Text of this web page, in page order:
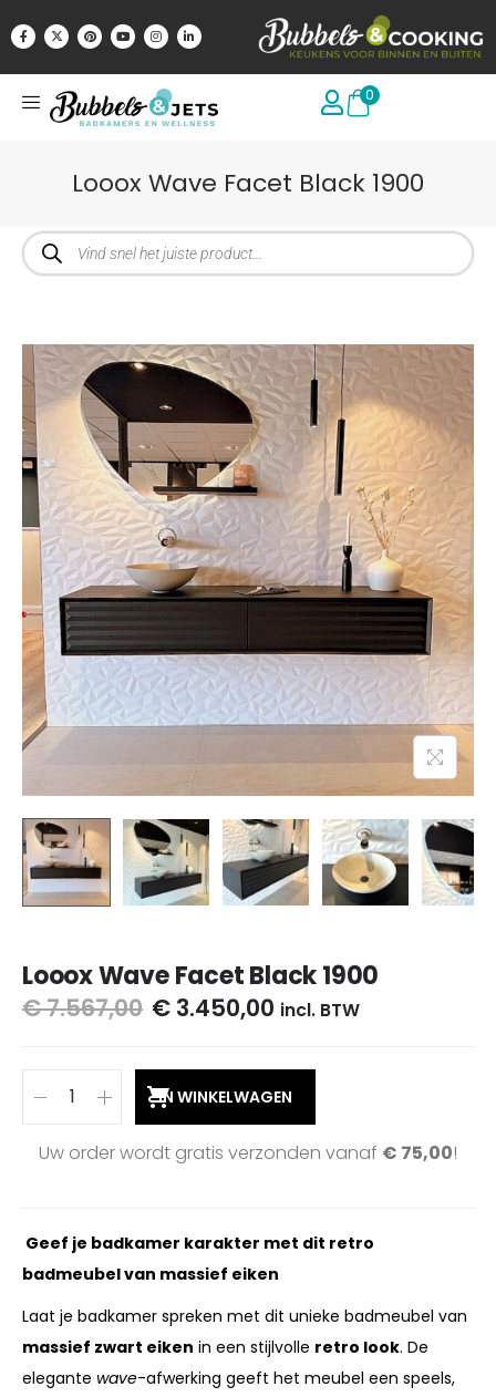
0
Looox Wave Facet Black 1900
Looox Wave Facet Black 1900
€7.567,00 € 3.450,00 incl. BTW
IN WINKELWAGEN
Uw order wordt gratis verzonden vanaf € 75,00!
Geef je badkamer karakter met dit retro
badmeubel van massief eiken
Laat je badkamer spreken met dit unieke badmeubel van
massief zwart eiken in een stijlvolle retro look. De
elegante wave-afwerking geeft het meubel een speels,